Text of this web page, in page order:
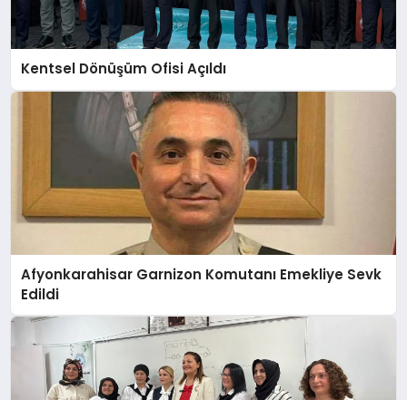
Kentsel Dönüşüm Ofisi Açıldı
Afyonkarahisar Garnizon Komutanı Emekliye Sevk
Edildi